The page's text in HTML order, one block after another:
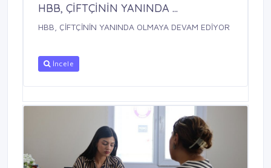
HBB, ÇİFTÇİNİN YANINDA ...
HBB, ÇİFTÇİNİN YANINDA OLMAYA DEVAM EDİYOR
İncele